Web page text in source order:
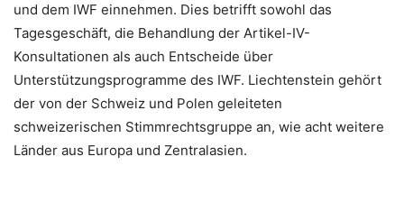
und dem IWF einnehmen. Dies betrifft sowohl das
Tagesgeschäft, die Behandlung der Artikel-IV-
Konsultationen als auch Entscheide über
Unterstützungsprogramme des IWF. Liechtenstein gehört
der von der Schweiz und Polen geleiteten
schweizerischen Stimmrechtsgruppe an, wie acht weitere
Länder aus Europa und Zentralasien.